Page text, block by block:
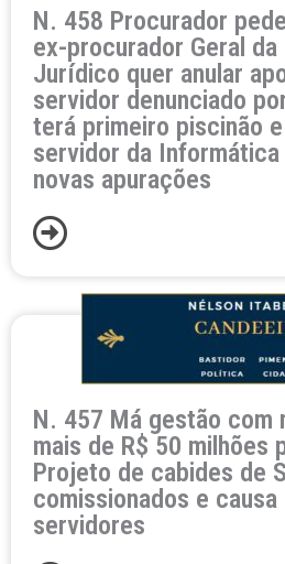
N. 458 Procurador
ex-procurador Geral
Jurídico quer anular
servidor denunciado
terá primeiro piscinão
servidor da
novas apurações
N. 457 Má gestão com
mais de R$ 50 milhões
Projeto de cabides de
comissionados e
servidores